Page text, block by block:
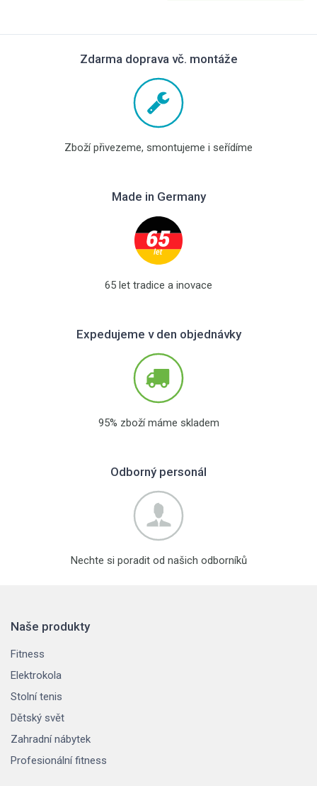
Zdarma doprava vč. montáže
Zboží přivezeme, smontujeme i seřídíme
Made in Germany
65 let tradice a inovace
Expedujeme v den objednávky
95% zboží máme skladem
Odborný personál
Nechte si poradit od našich odborníků
Naše produkty
Fitness
Elektrokola
Stolní tenis
Dětský svět
Zahradní nábytek
Profesionální fitness